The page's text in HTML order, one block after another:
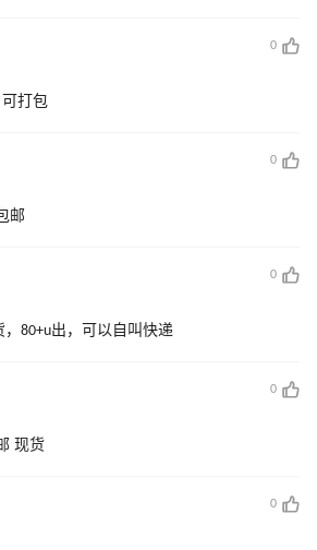
0
打包
0
邮
0
，80+u出，可以自叫快递
0
现货
0